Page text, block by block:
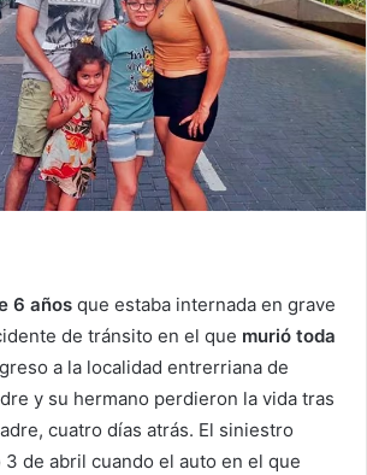
6 años que estaba internada en grave
de tránsito en el que murió toda
a la localidad entrerriana de
y su hermano perdieron la vida tras
cuatro días atrás. El siniestro
de abril cuando el auto en el que